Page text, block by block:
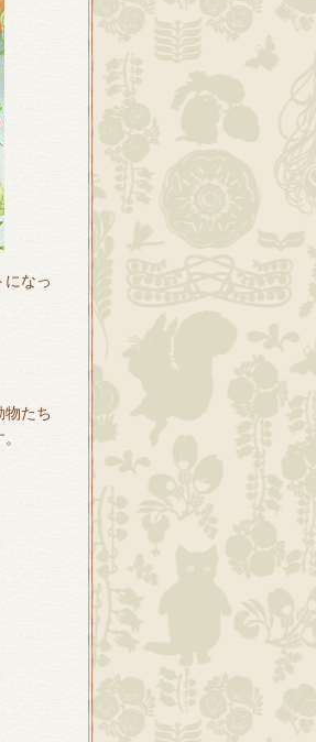
なっ
物たち